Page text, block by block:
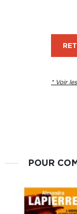
* Voir
POUR